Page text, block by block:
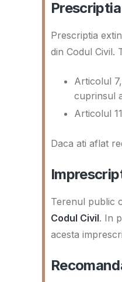
Prescriptia
din Codul Civil.
Articolul
cuprinsul
Articolul
Daca ati aflat
Terenul public
Codul Civil. In
acesta